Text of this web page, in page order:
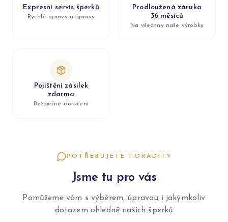
Expresní servis šperků
Rychlé opravy a úpravy
Prodloužená záruka
36 měsíců
Na všechny naše výrobky
Pojištění zásilek
zdarma
Bezpečné doručení
POTŘEBUJETE PORADIT?
Jsme tu pro vás
Pomůžeme vám s výběrem, úpravou i jakýmkoliv
dotazem ohledně našich šperků